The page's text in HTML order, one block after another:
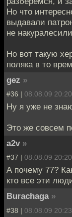
Но что
выдавали
не
Но вот такую
поляка в то
gez »
#36 | 08.08.09 20:20
Ну я уже не
Это же совсем
a2v »
#37 | 08.08.09 20:20
А почему 77?
кто все эти
Burachaga »
#38 | 08.08.09 20:23